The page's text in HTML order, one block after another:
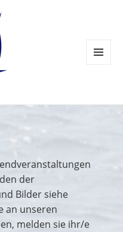
der
Bilder siehe
an unseren
melden sie ihr/e